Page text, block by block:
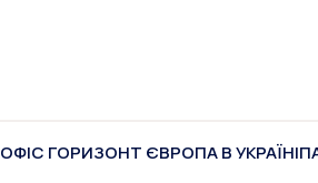
ОФІС ГОРИЗОНТ ЄВРОПА В УКРАЇНІ